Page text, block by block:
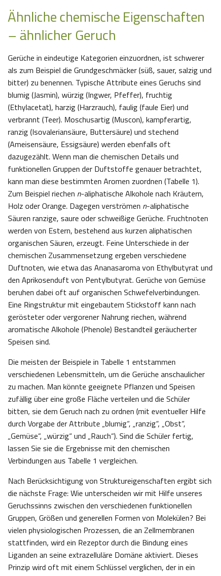
Ähnliche chemische Eigenschaften
– ähnlicher Geruch
Gerüche in eindeutige Kategorien einzuordnen, ist schwerer
als zum Beispiel die Grundgeschmäcker (süß, sauer, salzig und
bitter) zu benennen. Typische Attribute eines Geruchs sind
blumig (Jasmin), würzig (Ingwer, Pfeffer), fruchtig
(Ethylacetat), harzig (Harzrauch), faulig (faule Eier) und
verbrannt (Teer). Moschusartig (Muscon), kampferartig,
ranzig (Isovaleriansäure, Buttersäure) und stechend
(Ameisensäure, Essigsäure) werden ebenfalls oft
dazugezählt. Wenn man die chemischen Details und
funktionellen Gruppen der Duftstoffe genauer betrachtet,
kann man diese bestimmten Aromen zuordnen (Tabelle 1).
Zum Beispiel riechen n-aliphatische Alkohole nach Kräutern,
Holz oder Orange. Dagegen verströmen n-aliphatische
Säuren ranzige, saure oder schweißige Gerüche. Fruchtnoten
werden von Estern, bestehend aus kurzen aliphatischen
organischen Säuren, erzeugt. Feine Unterschiede in der
chemischen Zusammensetzung ergeben verschiedene
Duftnoten, wie etwa das Ananasaroma von Ethylbutyrat und
den Aprikosenduft von Pentylbutyrat. Gerüche von Gemüse
beruhen dabei oft auf organischen Schwefelverbindungen.
Eine Ringstruktur mit eingebautem Stickstoff kann nach
gerösteter oder vergorener Nahrung riechen, während
aromatische Alkohole (Phenole) Bestandteil geräucherter
Speisen sind.
Die meisten der Beispiele in Tabelle 1 entstammen
verschiedenen Lebensmitteln, um die Gerüche anschaulicher
zu machen. Man könnte geeignete Pflanzen und Speisen
zufällig über eine große Fläche verteilen und die Schüler
bitten, sie dem Geruch nach zu ordnen (mit eventueller Hilfe
durch Vorgabe der Attribute „blumig“, „ranzig“, „Obst“,
„Gemüse“, „würzig“ und „Rauch“). Sind die Schüler fertig,
lassen Sie sie die Ergebnisse mit den chemischen
Verbindungen aus Tabelle 1 vergleichen.
Nach Berücksichtigung von Struktureigenschaften ergibt sich
die nächste Frage: Wie unterscheiden wir mit Hilfe unseres
Geruchssinns zwischen den verschiedenen funktionellen
Gruppen, Größen und generellen Formen von Molekülen? Bei
vielen physiologischen Prozessen, die an Zellmembranen
stattfinden, wird ein Rezeptor durch die Bindung eines
Liganden an seine extrazelluläre Domäne aktiviert. Dieses
Prinzip wird oft mit einem Schlüssel verglichen, der in ein